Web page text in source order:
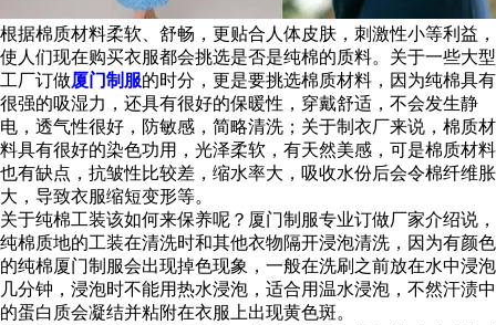
根据棉质材料柔软、舒畅，更贴合人体皮肤，刺激性小等利益，
使人们现在购买衣服都会挑选是否是纯棉的质料。关于一些大型
工厂订做厦门制服的时分，更是要挑选棉质材料，因为纯棉具有
很强的吸湿力，还具有很好的保暖性，穿戴舒适，不会发生静
电，透气性很好，防敏感，简略清洗；关于制衣厂来说，棉质材
料具有很好的染色功用，光泽柔软，有天然美感，可是棉质材料
也有缺点，抗皱性比较差，缩水率大，吸收水份后会令棉纤维胀
大，导致衣服缩短变形等。
关于纯棉工装该如何来保养呢？厦门制服专业订做厂家介绍说，
纯棉质地的工装在清洗时和其他衣物隔开浸泡清洗，因为有颜色
的纯棉厦门制服会出现掉色现象，一般在洗刷之前放在水中浸泡
几分钟，浸泡时不能用热水浸泡，适合用温水浸泡，不然汗渍中
的蛋白质会凝结并粘附在衣服上出现黄色斑。